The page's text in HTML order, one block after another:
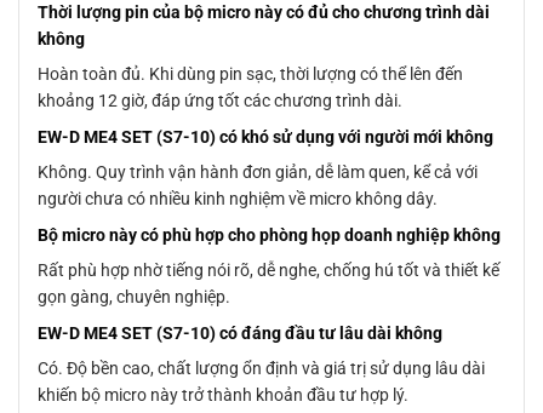
Thời lượng pin của bộ micro này có đủ cho chương trình dài
không
Hoàn toàn đủ. Khi dùng pin sạc, thời lượng có thể lên đến
khoảng 12 giờ, đáp ứng tốt các chương trình dài.
EW-D ME4 SET (S7-10) có khó sử dụng với người mới không
Không. Quy trình vận hành đơn giản, dễ làm quen, kể cả với
người chưa có nhiều kinh nghiệm về micro không dây.
Bộ micro này có phù hợp cho phòng họp doanh nghiệp không
Rất phù hợp nhờ tiếng nói rõ, dễ nghe, chống hú tốt và thiết kế
gọn gàng, chuyên nghiệp.
EW-D ME4 SET (S7-10) có đáng đầu tư lâu dài không
Có. Độ bền cao, chất lượng ổn định và giá trị sử dụng lâu dài
khiến bộ micro này trở thành khoản đầu tư hợp lý.